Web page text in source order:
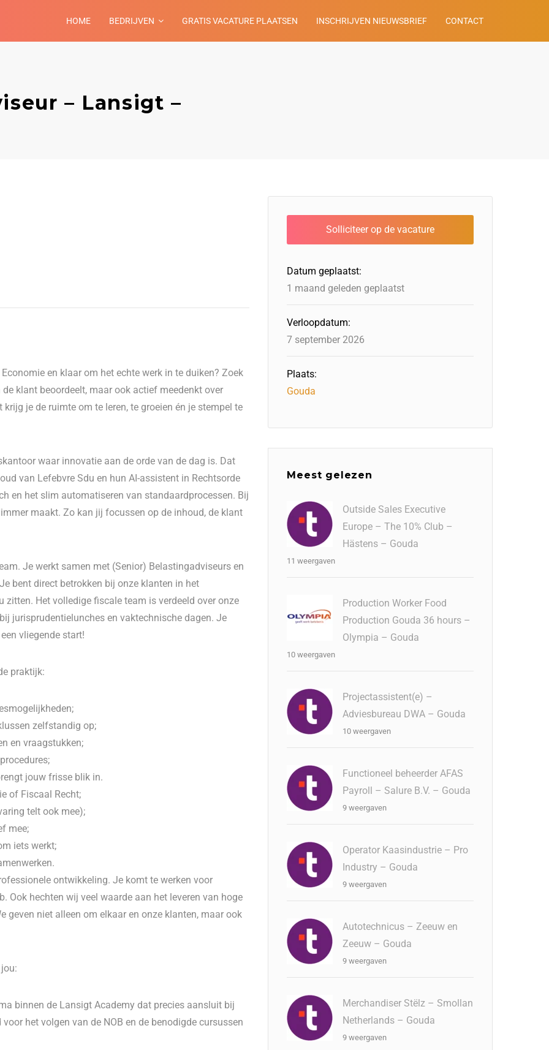
HOME BEDRIJVEN GRATIS VACATURE PLAATSEN INSCHRIJVEN NIEUWSBRIEF CONTACT
– Lansigt –
en klaar om het echte werk in te duiken? Zoek
klant beoordeelt, maar ook actief meedenkt over
je de ruimte om te leren, te groeien én je stempel te
waar innovatie aan de orde van de dag is. Dat
van Lefebvre Sdu en hun AI-assistent in Rechtsorde
en het slim automatiseren van standaardprocessen. Bij
maakt. Zo kan jij focussen op de inhoud, de klant
Je werkt samen met (Senior) Belastingadviseurs en
bent direct betrokken bij onze klanten in het
Het volledige fiscale team is verdeeld over onze
jurisprudentielunches en vaktechnische dagen. Je
vliegende start!
praktijk:
zelfstandig op;
en vraagstukken;
jouw frisse blik in.
of Fiscaal Recht;
telt ook mee);
mee;
iets werkt;
ontwikkeling. Je komt te werken voor
Ook hechten wij veel waarde aan het leveren van hoge
geven niet alleen om elkaar en onze klanten, maar ook
binnen de Lansigt Academy dat precies aansluit bij
het volgen van de NOB en de benodigde cursussen
Datum geplaatst:
1 maand geleden geplaatst
Verloopdatum:
7 september 2026
Plaats:
Gouda
Meest gelezen
Outside Sales Executive
Europe – The 10% Club –
Hästens – Gouda
11 weergaven
Production Worker Food
Production Gouda 36 hours –
Olympia – Gouda
10 weergaven
Projectassistent(e) –
Adviesbureau DWA – Gouda
10 weergaven
Functioneel beheerder AFAS
Payroll – Salure B.V. – Gouda
9 weergaven
Operator Kaasindustrie – Pro
Industry – Gouda
9 weergaven
Autotechnicus – Zeeuw en
Zeeuw – Gouda
9 weergaven
Merchandiser Stëlz – Smollan
Netherlands – Gouda
9 weergaven